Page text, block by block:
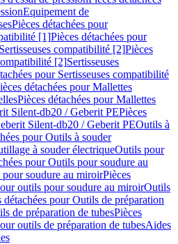
Equipement de
Pièces détachées pour
[1]Pièces détachées pour
Sertisseuses compatibilité [2]Pièces
[2]Sertisseuses
pour Sertisseuses compatibilité
détachées pour Mallettes
Pièces détachées pour Mallettes
Silent-db20 / Geberit PEPièces
Silent-db20 / Geberit PEOutils à
pour Outils à souder
à souder électriqueOutils pour
pour Outils pour soudure au
soudure au miroirPièces
outils pour soudure au miroirOutils
détachées pour Outils de préparation
de préparation de tubesPièces
outils de préparation de tubesAides